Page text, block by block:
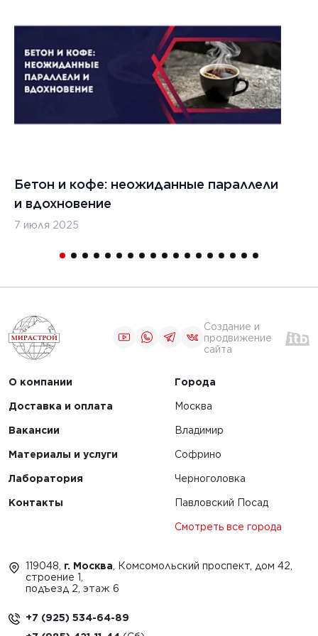
Бетон и кофе: неожиданные параллели
и вдохновение
7 июля 2025
Создание и
продвижение
сайта
О компании
Доставка и оплата
Вакансии
Материалы и услуги
Лаборатория
Контакты
Города
Москва
Владимир
Софрино
Черноголовка
Павловский Посад
Смотреть все города
119048, г. Москва , Комсомольский проспект, дом 42,
строение 1,
подъезд 2, этаж 6
+7 (925) 534-64-89